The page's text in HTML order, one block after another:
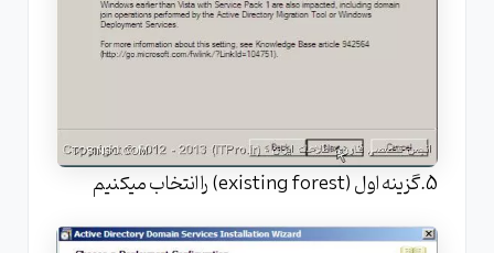
5.گزینه اول (existing forest) را انتخاب میکنیم